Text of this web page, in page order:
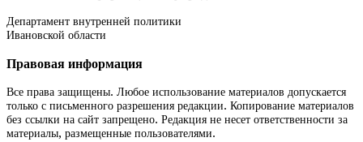
Департамент внутренней политики
Ивановской области
Правовая информация
Все права защищены. Любое использование материалов допускается
только с письменного разрешения редакции. Копирование материалов
без ссылки на сайт запрещено. Редакция не несет ответственности за
материалы, размещенные пользователями.